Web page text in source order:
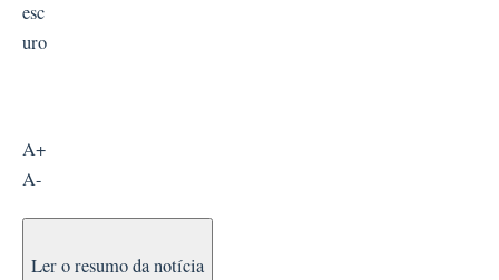
A+
A-
Ler o resumo da notícia